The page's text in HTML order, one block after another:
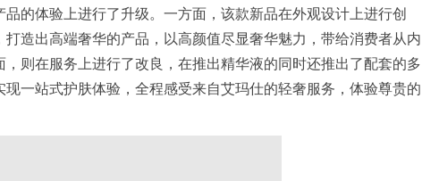
的体验上进行了升级。一方面，该款新品在外观设计上进行创
打造出高端奢华的产品，以高颜值尽显奢华魅力，带给消费者从内
则在服务上进行了改良，在推出精华液的同时还推出了配套的多
一站式护肤体验，全程感受来自艾玛仕的轻奢服务，体验尊贵的